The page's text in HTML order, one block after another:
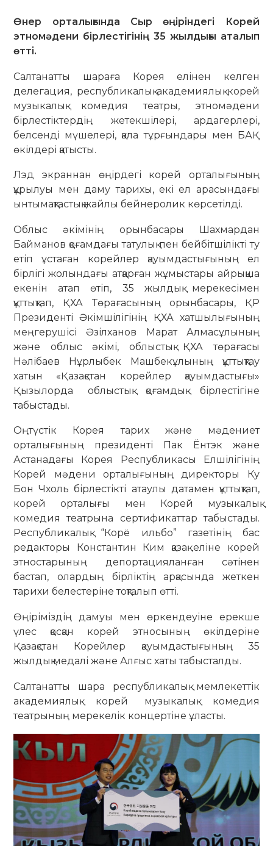
Өнер орталығында Сыр өңіріндегі Корей
этномәдени бірлестігінің 35 жылдығы аталып
өтті.
Салтанатты шараға Корея елінен келген
делегация, республикалық академиялық корей
музыкалық комедия театры, этномәдени
бірлестіктердің жетекшілері, ардагерлері,
белсенді мүшелері, қала тұрғындары мен БАҚ
өкілдері қатысты.
Лэд экраннан өңірдегі корей орталығының
құрылуы мен даму тарихы, екі ел арасындағы
ынтымақтастық жайлы бейнеролик көрсетілді.
Облыс әкімінің орынбасары Шахмардан
Байманов қоғамдағы татулық пен бейбітшілікті ту
етіп ұстаған корейлер қауымдастығының ел
бірлігі жолындағы атқарған жұмыстары айрықша
екенін атап өтіп, 35 жылдық мерекесімен
құттықтап, ҚХА Төрағасының орынбасары, ҚР
Президенті Әкімшілігінің ҚХА хатшылығының
меңгерушісі Әзілханов Марат Алмасұлының
және облыс әкімі, облыстық ҚХА төрағасы
Нәлібаев Нұрлыбек Машбекұлының құттықтау
хатын «Қазақстан корейлер қауымдастығы»
Қызылорда облыстық қоғамдық бірлестігіне
табыстады.
Оңтүстік Корея тарих және мәдениет
орталығының президенті Пак Ёнтэк және
Астанадағы Корея Республикасы Елшілігінің
Корей мәдени орталығының директоры Ку
Бон Чхоль бірлестікті атаулы датамен құттықтап,
корей орталығы мен Корей музыкалық
комедия театрына сертификаттар табыстады.
Республикалық “Корё ильбо” газетінің бас
редакторы Константин Ким қазақ еліне корей
этностарының депортацияланған сәтінен
бастап, олардың бірліктің арқасында жеткен
тарихи белестеріне тоқталып өтті.
Өңіріміздің дамуы мен өркендеуіне ерекше
үлес қосқан корей этносының өкілдеріне
Қазақстан Корейлер қауымдастығының 35
жылдық медалі және Алғыс хаты табысталды.
Салтанатты шара республикалық мемлекеттік
академиялық корей музыкалық комедия
театрының мерекелік концертіне ұласты.